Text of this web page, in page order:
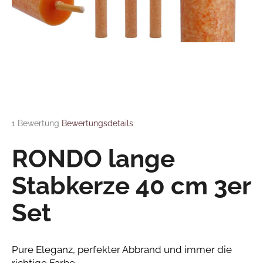
FAQ
Die durchschnittliche Produktbewertung ist 5,0 von 5 Sternen.
1 Bewertung Bewertungsdetails
RONDO lange
Stabkerze 40 cm 3er
Set
Pure Eleganz, perfekter Abbrand und immer die
r
m
p
e
h
l
e